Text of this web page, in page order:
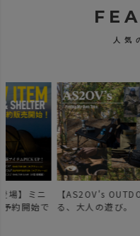
人気
【AS2OV's OUTDOOR】共鳴
る、大人の遊び。